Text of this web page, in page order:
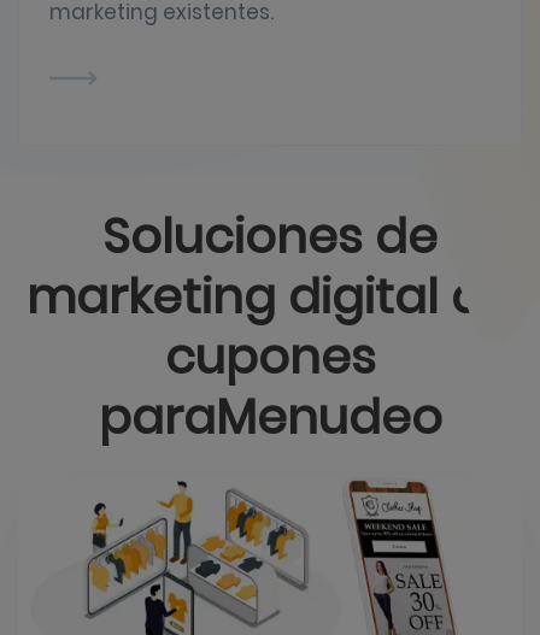
marketing existentes.
Soluciones de
marketing digital de
cupones
paraMenudeo